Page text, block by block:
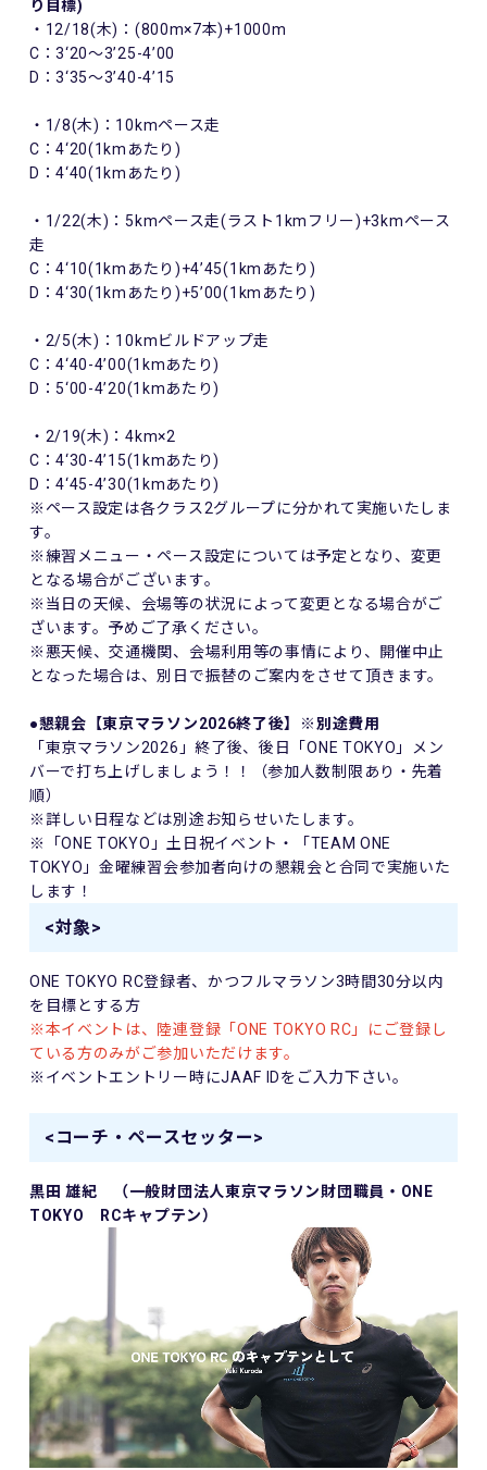
り目標)
・12/18(木)：(800m×7本)+1000m
C：3‘20～3’25-4’00
D：3‘35～3’40-4’15
・1/8(木)：10kmペース走
C：4‘20(1kmあたり)
D：4‘40(1kmあたり)
・1/22(木)：5kmペース走(ラスト1kmフリー)+3kmペース
走
C：4‘10(1kmあたり)+4’45(1kmあたり)
D：4‘30(1kmあたり)+5’00(1kmあたり)
・2/5(木)：10kmビルドアップ走
C：4‘40-4’00(1kmあたり)
D：5‘00-4’20(1kmあたり)
・2/19(木)：4km×2
C：4‘30-4’15(1kmあたり)
D：4‘45-4’30(1kmあたり)
※ペース設定は各クラス2グループに分かれて実施いたしま
す。
※練習メニュー・ペース設定については予定となり、変更
となる場合がございます。
※当日の天候、会場等の状況によって変更となる場合がご
ざいます。予めご了承ください。
※悪天候、交通機関、会場利用等の事情により、開催中止
となった場合は、別日で振替のご案内をさせて頂きます。
●懇親会【東京マラソン2026終了後】※別途費用
「東京マラソン2026」終了後、後日「ONE TOKYO」メン
バーで打ち上げしましょう！！（参加人数制限あり・先着
順）
※詳しい日程などは別途お知らせいたします。
※「ONE TOKYO」土日祝イベント・「TEAM ONE
TOKYO」金曜練習会参加者向けの懇親会と合同で実施いた
します！
<対象>
ONE TOKYO RC登録者、かつフルマラソン3時間30分以内
を目標とする方
※本イベントは、陸連登録「ONE TOKYO RC」にご登録し
ている方のみがご参加いただけます。
※イベントエントリー時にJAAF IDをご入力下さい。
<コーチ・ペースセッター>
黒田 雄紀 （一般財団法人東京マラソン財団職員・ONE
TOKYO RCキャプテン）